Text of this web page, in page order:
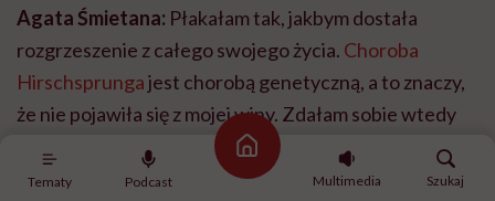
Tematy Podcast
Strona główna
Multimedia
Szukaj
Agata Śmietana: Płakałam tak, jakbym dostała
rozgrzeszenie z całego swojego życia. Choroba
Hirschsprungajest chorobą genetyczną, a to znaczy,
że nie pojawiła się z mojej winy. Zdałam sobie wtedy
sprawę, że wszystko, co słyszałam i co sobie
wmawiałam, nie jest prawdą: że źle się odżywiam,